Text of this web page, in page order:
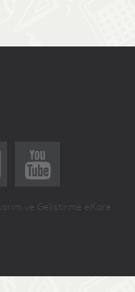
ve Geliştirme eKare